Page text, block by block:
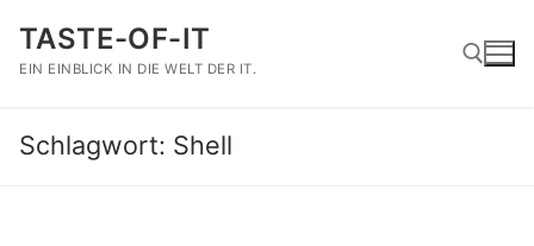
Inhalt
springen
TASTE-OF-IT
EIN EINBLICK IN DIE WELT DER IT.
Schlagwort: Shell